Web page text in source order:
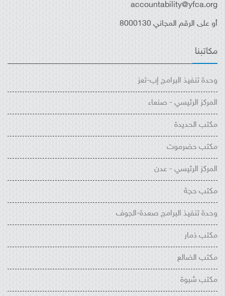
accountability@yfca.org
أو على الرقم المجاني 8000130
مكاتبنا
وحدة تنفيذ البرامج إب-تعز
المركز الرئيسي - صنعاء
مكتب الحديدة
مكتب حضرموت
المركز الرئيسي - عدن
مكتب حجة
وحدة تنفيذ البرامج صعدة-الجوف
مكتب ذمار
مكتب الضالع
مكتب شبوة